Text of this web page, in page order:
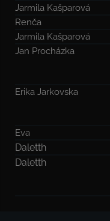
Jarmila Kašparová
Renča
Jarmila Kašparová
Jan Procházka
Erika Jarkovska
Eva
Daletth
Daletth